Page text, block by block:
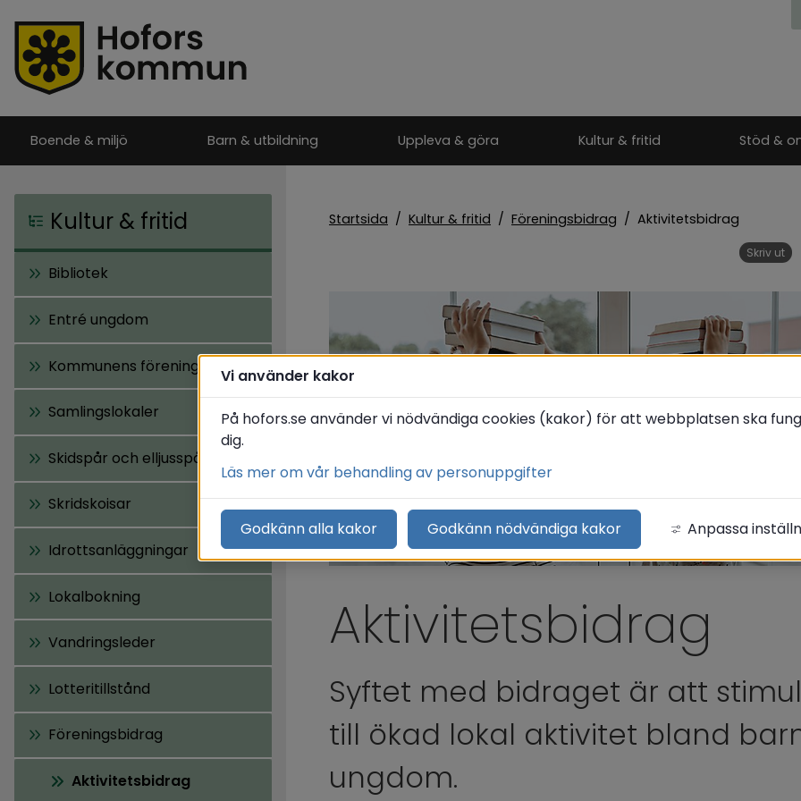
Boende & miljö Barn & utbildning Uppleva & göra Kultur & fritid Stöd &
Kultur & fritid
Bibliotek
Entré ungdom
Kommunens föreningar
Samlingslokaler
Skidspår och elljusspår
Skridskoisar
Idrottsanläggningar
Lokalbokning
Vandringsleder
Lotteritillstånd
Föreningsbidrag
Aktivitetsbidrag
Startsida / Kultur & fritid / Föreningsbidrag / Aktivitetsbidrag
Skriv ut
Aktivitetsbidrag
Syftet med bidraget är att
till ökad lokal aktivitet bland
ungdom.
Vi använder kakor
På hofors.se använder vi nödvändiga cookies (kakor) för att webbplatsen ska
dig.
Läs mer om vår behandling av personuppgifter
Godkänn alla kakor Godkänn nödvändiga kakor Anpassa